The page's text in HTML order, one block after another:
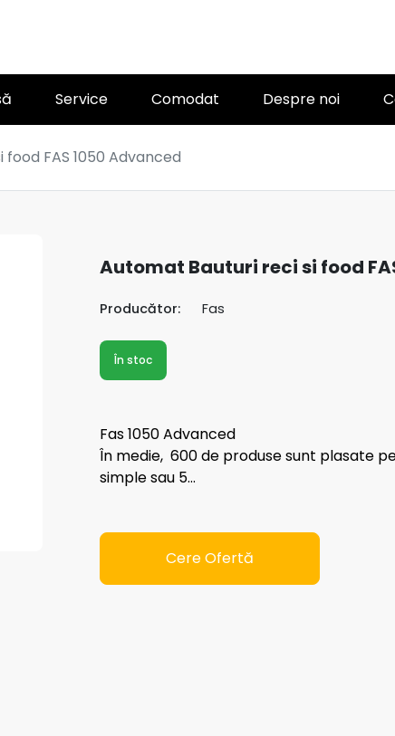
Service Comodat Despre noi
FAS 1050 Advanced
Automat Bauturi reci si food
Producător: Fas
În stoc
Fas 1050 Advanced
În medie, 600 de produse sunt plasate
simple sau 5...
Cere Ofertă